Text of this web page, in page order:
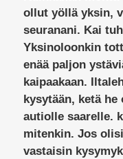
ollut yöllä yksin,
seuranani. Kai
Yksinoloonkin
enää paljon
kaipaakaan.
kysytään, ketä
autiolle saarelle.
mitenkin. Jos
vastaisin